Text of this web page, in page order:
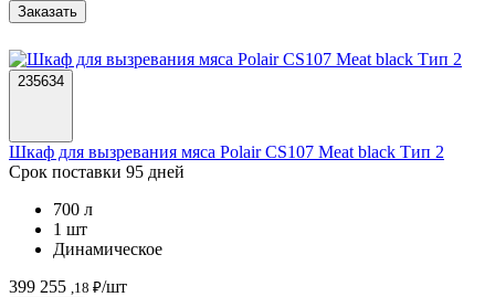
Заказать
235634
Шкаф для вызревания мяса Polair CS107 Meat black Тип 2
Срок поставки 95 дней
700 л
1 шт
Динамическое
399 255 ,18 ₽/шт